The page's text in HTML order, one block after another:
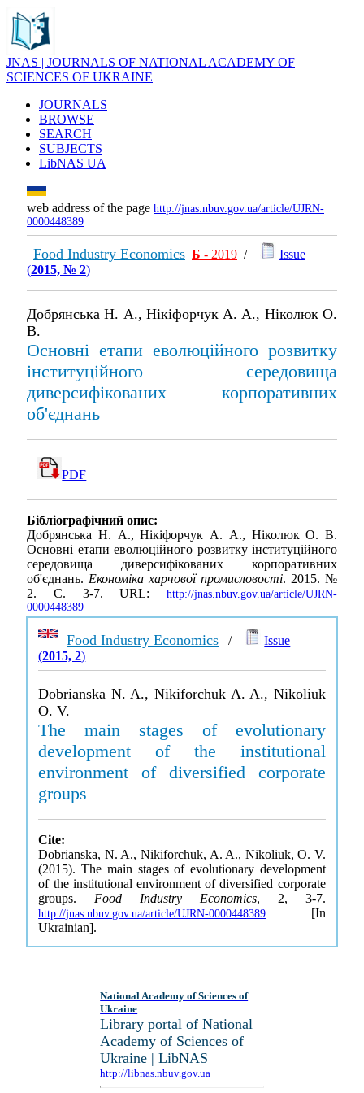
JNAS | JOURNALS OF NATIONAL ACADEMY OF
SCIENCES OF UKRAINE
JOURNALS
BROWSE
SEARCH
SUBJECTS
LibNAS UA
web address of the page http://jnas.nbuv.gov.ua/article/UJRN-
0000448389
Food Industry Economics Б - 2019 /
Issue
(2015, № 2)
Добрянська Н. А., Нікіфорчук А. А., Ніколюк О.
В.
Основні етапи еволюційного розвитку
інституційного середовища
диверсифікованих корпоративних
об'єднань
PDF
Бібліографічний опис:
Добрянська Н. А., Нікіфорчук А. А., Ніколюк О. В.
Основні етапи еволюційного розвитку інституційного
середовища диверсифікованих корпоративних
об'єднань. Економіка харчової промисловості. 2015. №
2. С. 3-7. URL: http://jnas.nbuv.gov.ua/article/UJRN-
0000448389
Food Industry Economics /
Issue
(2015, 2)
Dobrianska N. A., Nikiforchuk A. A., Nikoliuk
O. V.
The main stages of evolutionary
development of the institutional
environment of diversified corporate
groups
Cite:
Dobrianska, N. A., Nikiforchuk, A. A., Nikoliuk, O. V.
(2015). The main stages of evolutionary development
of the institutional environment of diversified corporate
groups. Food Industry Economics, 2, 3-7.
http://jnas.nbuv.gov.ua/article/UJRN-0000448389 [In
Ukrainian].
National Academy of Sciences of
Ukraine
Library portal of National
Academy of Sciences of
Ukraine | LibNAS
http://libnas.nbuv.gov.ua